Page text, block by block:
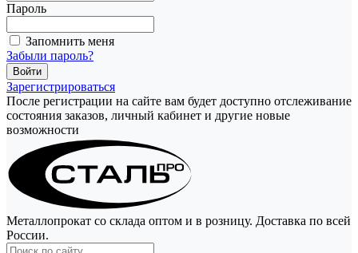
Пароль
Запомнить меня
Забыли пароль?
Зарегистрироваться
После регистрации на сайте вам будет доступно отслеживание
состояния заказов, личный кабинет и другие новые
возможности
Металлопрокат со склада оптом и в розницу. Доставка по всей
России.